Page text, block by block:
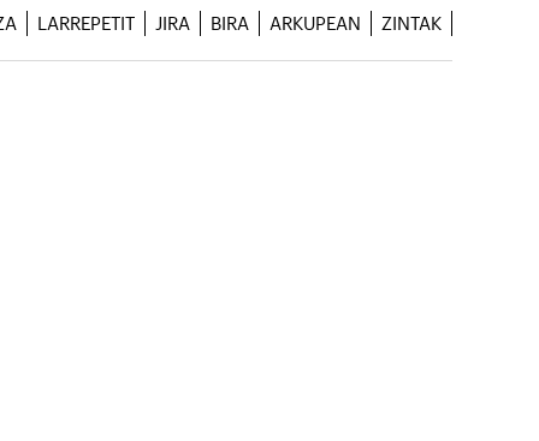
LARREPETIT JIRA BIRA ARKUPEAN ZINTAK